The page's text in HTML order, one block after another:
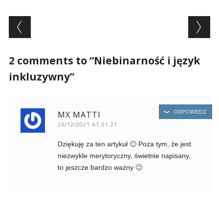
Post navigation
2 comments to “Niebinarność i język
inkluzywny”
MX MATTI
26/12/2021 AT 01:21
Dziękuję za ten artykuł 🙂 Poza tym, że jest
niezwykle merytoryczny, świetnie napisany,
to jeszcze bardzo ważny 🙂
ODPOWIEDZ